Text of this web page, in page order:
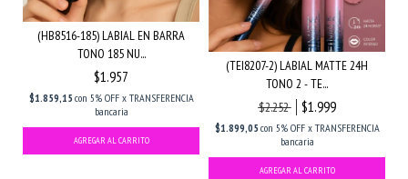
(HB8516-185) LABIAL EN BARRA
TONO 185 NU...
$1.957
$1.859,15 con 5% OFF x TRANSFERENCIA
bancaria
(TEI8207-2) LABIAL MATTE 24H
TONO 2 - TE...
$2.252
$1.999
$1.899,05 con 5% OFF x TRANSFERENCIA
bancaria